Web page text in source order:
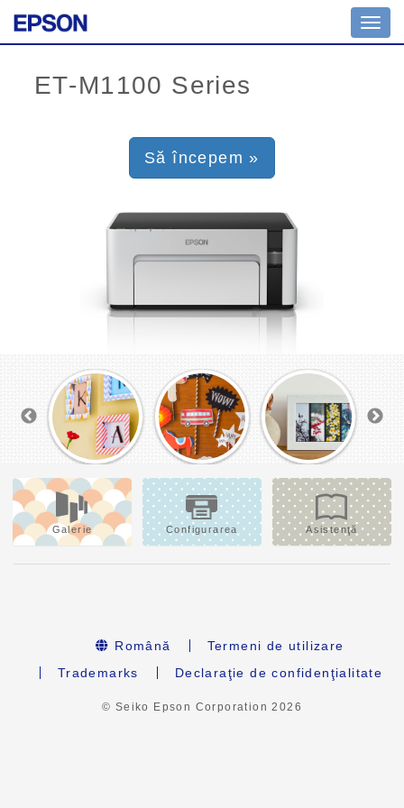
Să începem »
Galerie Configurarea Asistenţă
Română
Termeni de utilizare
Trademarks
Declaraţie de confidenţialitate
© Seiko Epson Corporation2026